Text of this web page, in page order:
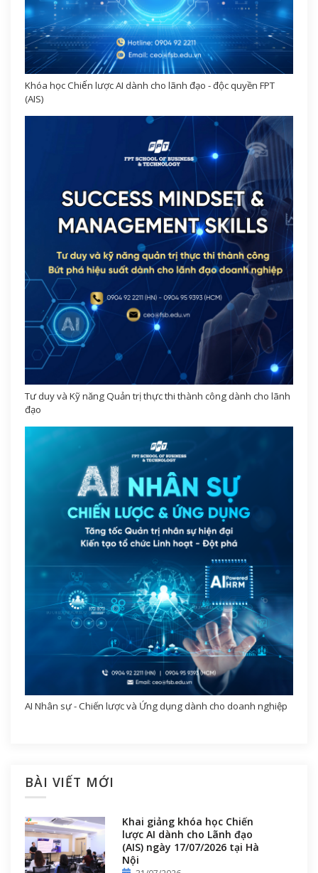
Khóa học Chiến lược AI dành cho lãnh đạo - độc quyền FPT
(AIS)
Tư duy và Kỹ năng Quản trị thực thi thành công dành cho lãnh
đạo
AI Nhân sự - Chiến lược và Ứng dụng dành cho doanh nghiệp
BÀI VIẾT MỚI
Khai giảng khóa học Chiến
lược AI dành cho Lãnh đạo
(AIS) ngày 17/07/2026 tại Hà
Nội